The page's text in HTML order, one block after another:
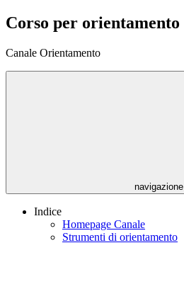
Corso per orientamento
Canale Orientamento
navigazione
Indice
Homepage Canale
Strumenti di orientamento